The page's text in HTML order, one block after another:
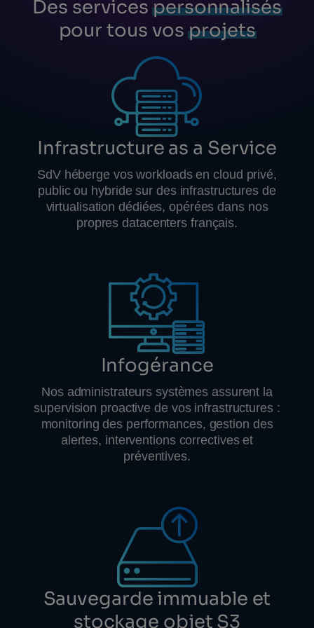
Des servicespersonnalisés
pour tous vosprojets
Infrastructure as a Service
SdV héberge vos workloads en cloud privé,
public ou hybride sur des infrastructures de
virtualisation dédiées, opérées dans nos
propres datacenters français.
Infogérance
Nos administrateurs systèmes assurent la
supervision proactive de vos infrastructures :
monitoring des performances, gestion des
alertes, interventions correctives et
préventives.
Sauvegarde immuable et
stockage objet S3